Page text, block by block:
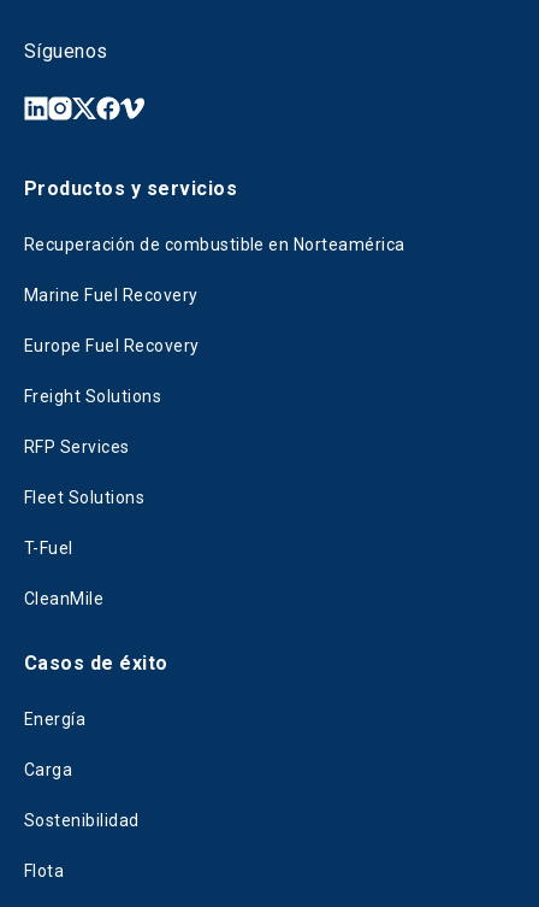
Síguenos
Productos y servicios
Recuperación de combustible en Norteamérica
Marine Fuel Recovery
Europe Fuel Recovery
Freight Solutions
RFP Services
Fleet Solutions
T-Fuel
CleanMile
Casos de éxito
Energía
Carga
Sostenibilidad
Flota